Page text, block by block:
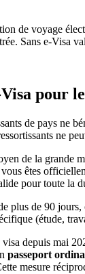
de voyage
Sans e-Visa
pour
de pays ne
ne
de la grande
vous êtes
pour toute la
plus de 90
(étude,
depuis mai
passeport
mesure